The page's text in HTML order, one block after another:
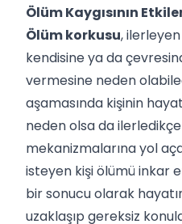
Ölüm Kaygısının
Ölüm korkusu,
kendisine ya da
vermesine neden
aşamasında kişinin
neden olsa da
mekanizmalarına yol
isteyen kişi ölümü inkar
bir sonucu olarak
uzaklaşıp gereksiz